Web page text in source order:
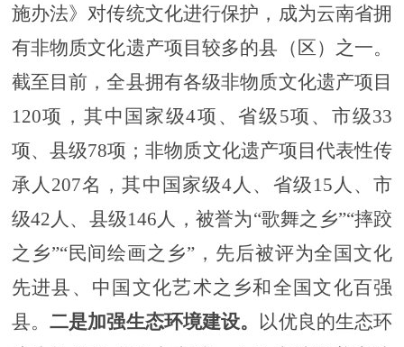
施办法》对传统文化进行保护 ， 成为云南省拥
有非物质文化遗产项目较多的县（区）之一。
截至目前，全县拥有各级非物质文化遗产项目
120项，其中国家级4项、省级5项、市级33
项、县级78项；非物质文化遗产项目代表性传
承人207名，其中国家级4人、省级15人、市
级42人、县级146人， 被誉为“歌舞之乡”“摔跤
之乡”“民间绘画之乡”，先后被评为全国文化
先进县、中国文化艺术之乡和全国文化百强
县。二是加强生态环境建设。
以优良的生态环